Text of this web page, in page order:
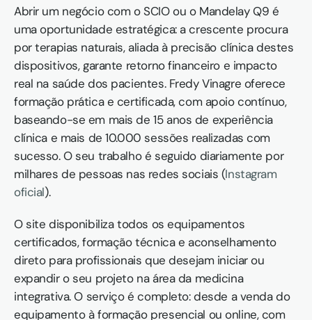
Abrir um negócio com o SCIO ou o Mandelay Q9 é
uma oportunidade estratégica: a crescente procura
por terapias naturais, aliada à precisão clínica destes
dispositivos, garante retorno financeiro e impacto
real na saúde dos pacientes. Fredy Vinagre oferece
formação prática e certificada, com apoio contínuo,
baseando-se em mais de 15 anos de experiência
clínica e mais de 10.000 sessões realizadas com
sucesso. O seu trabalho é seguido diariamente por
milhares de pessoas nas redes sociais (Instagram
oficial).
O site disponibiliza todos os equipamentos
certificados, formação técnica e aconselhamento
direto para profissionais que desejam iniciar ou
expandir o seu projeto na área da medicina
integrativa. O serviço é completo: desde a venda do
equipamento à formação presencial ou online, com